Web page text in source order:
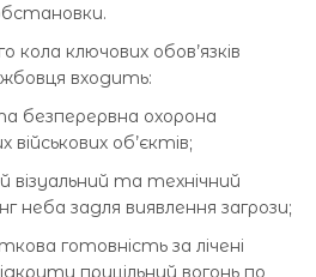
кола ключових обов’язків
входить:
безперервна охорона
військових об’єктів;
візуальний та технічний
неба задля виявлення загрози;
готовність за лічені
прицільний вогонь по